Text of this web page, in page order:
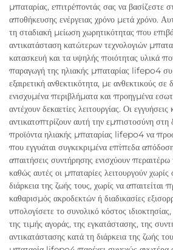
μπαταρίας, επιτρέποντάς σας να βασίζεστε
αποθήκευσης ενέργειας χρόνο μετά χρόνο.
τη σταδιακή μείωση χωρητικότητας που
αντικατάσταση κατώτερων τεχνολογιών
κατασκευή και τα υψηλής ποιότητας υλικά
παραγωγή της ηλιακής μπαταρίας lifepo4
εξαιρετική ανθεκτικότητα, με ανθεκτικούς
ενισχυμένα περιβλήματα και προηγμένα
αντέχουν δεκαετίες λειτουργίας. Οι
αντικατοπτρίζουν αυτή την εμπιστοσύνη
προϊόντα ηλιακής μπαταρίας lifepo4 να
που εγγυάται συγκεκριμένα επίπεδα
απαιτήσεις συντήρησης ενισχύουν
καθώς αυτές οι μπαταρίες λειτουργούν
διάρκεια της ζωής τους, χωρίς να απαιτείται
καθαρισμός ακροδεκτών ή διαδικασίες
υπολογίσετε το συνολικό κόστος
της τιμής αγοράς, της εγκατάστασης, της
αντικατάστασης κατά τη διάρκεια της ζωής